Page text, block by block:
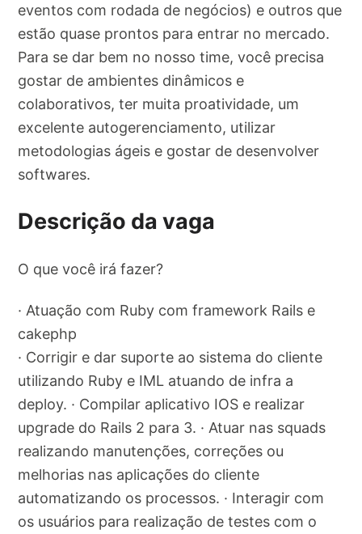
eventos com rodada de negócios) e outros que
estão quase prontos para entrar no mercado.
Para se dar bem no nosso time, você precisa
gostar de ambientes dinâmicos e
colaborativos, ter muita proatividade, um
excelente autogerenciamento, utilizar
metodologias ágeis e gostar de desenvolver
softwares.
Descrição da vaga
O que você irá fazer?
· Atuação com Ruby com framework Rails e
cakephp
· Corrigir e dar suporte ao sistema do cliente
utilizando Ruby e IML atuando de infra a
deploy. · Compilar aplicativo IOS e realizar
upgrade do Rails 2 para 3. · Atuar nas squads
realizando manutenções, correções ou
melhorias nas aplicações do cliente
automatizando os processos. · Interagir com
os usuários para realização de testes com o